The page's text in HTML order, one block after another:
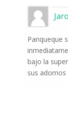
Panqueque
bajo la
sus adornos
Una vez
los